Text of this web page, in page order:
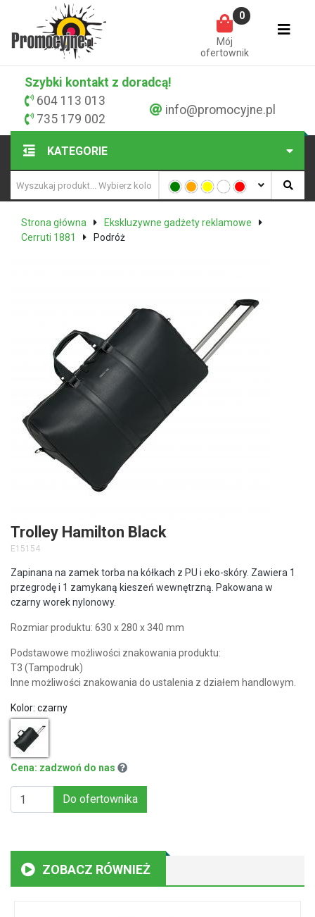
Mój
ofertownik
0
Szybki kontakt z doradcą!
604 113 013
735 179 002
info@promocyjne.pl
KATEGORIE
Strona główna
Ekskluzywne gadżety reklamowe
Cerruti 1881
Podróż
Trolley Hamilton Black
E15154
Zapinana na zamek torba na kółkach z PU i eko-skóry. Zawiera 1
przegrodę i 1 zamykaną kieszeń wewnętrzną. Pakowana w
czarny worek nylonowy.
Rozmiar produktu: 630 x 280 x 340 mm
Podstawowe możliwości znakowania produktu:
T3 (Tampodruk)
Inne możliwości znakowania do ustalenia z działem handlowym.
Kolor: czarny
Cena: zadzwoń do nas
Do ofertownika
ZOBACZ RÓWNIEŻ